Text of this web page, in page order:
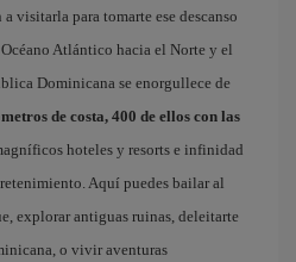
a visitarla para tomarte ese descanso
Atlántico hacia el Norte y el
Dominicana se enorgullece de
de costa, 400 de ellos con las
hoteles y resorts e infinidad
Aquí puedes bailar al
explorar antiguas ruinas, deleitarte
o vivir aventuras